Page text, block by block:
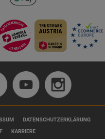
DATENSCHUTZERKLÄRUNG
KARRIERE